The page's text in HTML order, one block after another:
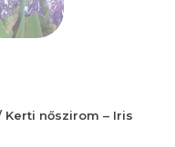
Kerti nőszirom – Iris